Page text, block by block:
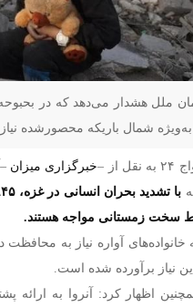
ملل هشدار می‌دهد که در
شمال باریکه محصورشده
– خبرگزاری میزان –
سخت زمستانی مواجه هستند.
آواره نیاز به محافظت
اظهار کرد: آنروا به ارائه